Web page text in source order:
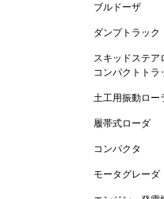
ブルドーザ
ダンプトラック
スキッドステア
コンパクトトラ
土工用振動ロー
履帯式ローダ
コンパクタ
モータグレーダ